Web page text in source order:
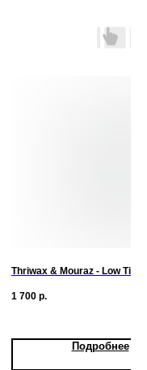
Thriwax & Mouraz - Low Tides
1 700 р.
Подробнее